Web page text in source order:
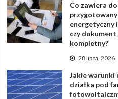
Co zawiera
energetyczny
czy dokument
kompletny?
28 lipca, 2026
Jakie warunki
działka pod